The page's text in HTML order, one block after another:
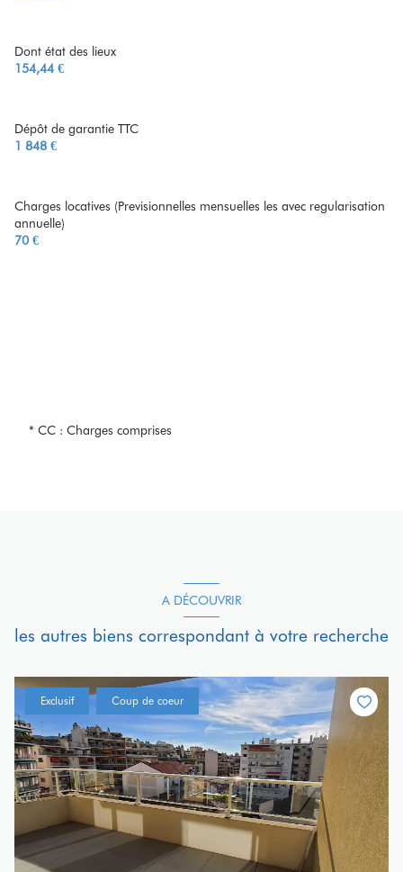
Dont état des lieux
154,44 €
Dépôt de garantie TTC
1 848 €
Charges locatives (Previsionnelles mensuelles les avec regularisation
annuelle)
70 €
* CC : Charges comprises
A DÉCOUVRIR
les autres biens correspondant à votre recherche
Exclusif Coup de coeur